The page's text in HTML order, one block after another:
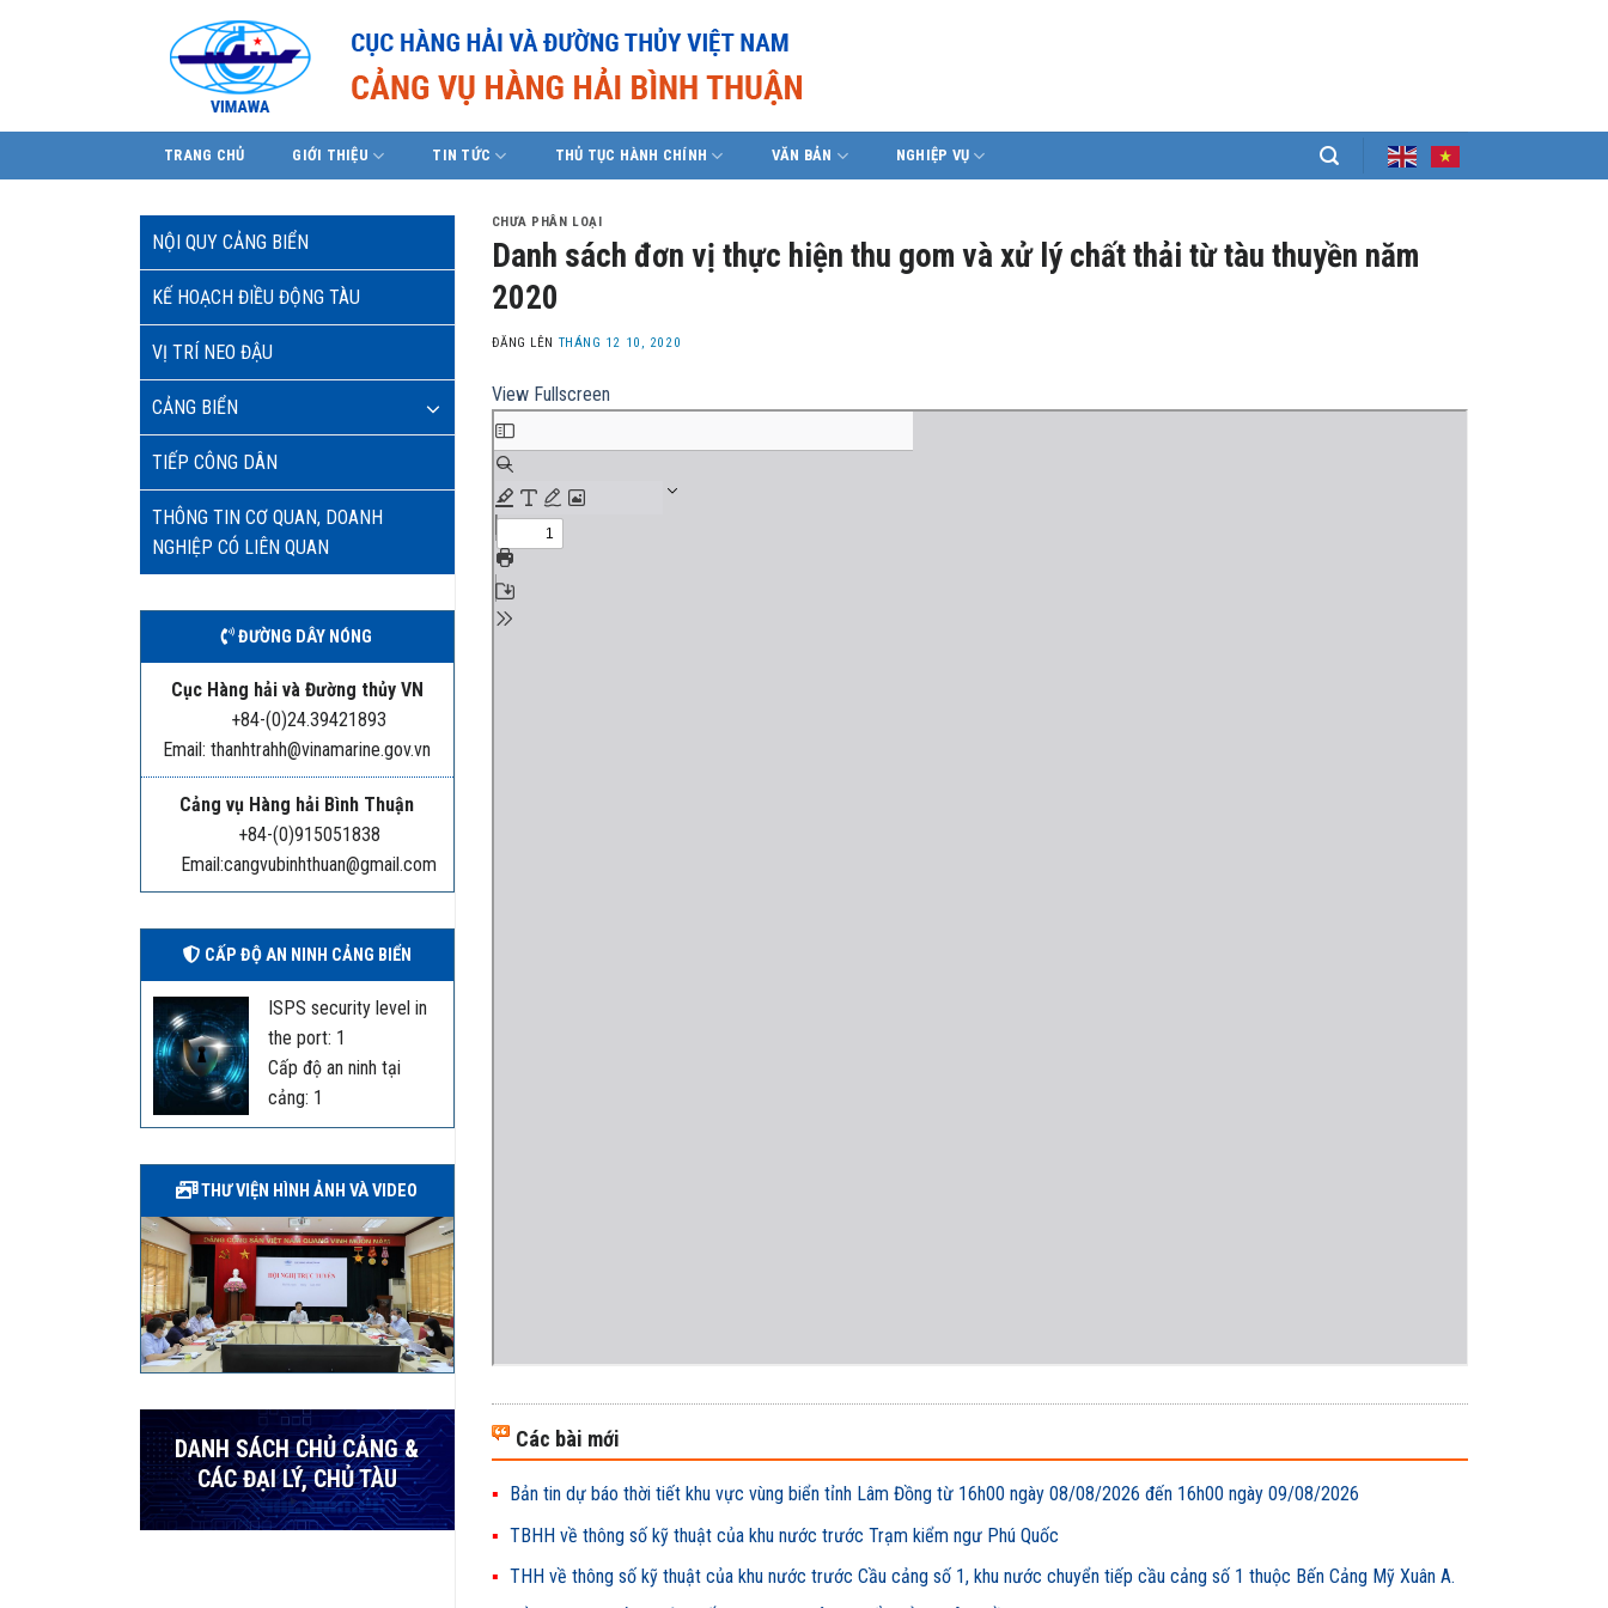
TRANG CHỦ GIỚI THIỆU TIN TỨC THỦ TỤC HÀNH CHÍNH VĂN BẢN NGHIỆP VỤ
NỘI QUY CẢNG BIỂN
KẾ HOẠCH ĐIỀU ĐỘNG TÀU
VỊ TRÍ NEO ĐẬU
CẢNG BIỂN
TIẾP CÔNG DÂN
THÔNG TIN CƠ QUAN, DOANH
NGHIỆP CÓ LIÊN QUAN
ĐƯỜNG DÂY NÓNG
Cục Hàng hải và Đường thủy VN
+84-(0)24.39421893
Email: thanhtrahh@vinamarine.gov.vn
Cảng vụ Hàng hải Bình Thuận
+84-(0)915051838
Email:cangvubinhthuan@gmail.com
CẤP ĐỘ AN NINH CẢNG BIỂN
ISPS security level in
the port: 1
Cấp độ an ninh tại
cảng: 1
THƯ VIỆN HÌNH ẢNH VÀ VIDEO
DANH SÁCH CHỦ CẢNG &
CÁC ĐẠI LÝ, CHỦ TÀU
CHƯA PHÂN LOẠI
Danh sách đơn vị thực hiện thu gom và xử lý chất thải từ tàu thuyền năm
2020
ĐĂNG LÊN THÁNG 12 10, 2020
View Fullscreen
Các bài mới
Bản tin dự báo thời tiết khu vực vùng biển tỉnh Lâm Đồng từ 16h00 ngày 08/08/2026 đến 16h00 ngày 09/08/2026
TBHH về thông số kỹ thuật của khu nước trước Trạm kiểm ngư Phú Quốc
THH về thông số kỹ thuật của khu nước trước Cầu cảng số 1, khu nước chuyển tiếp cầu cảng số 1 thuộc Bến Cảng Mỹ Xuân A.